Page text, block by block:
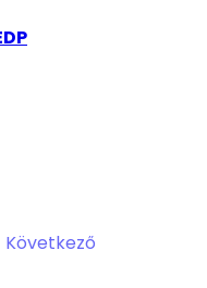
Következő